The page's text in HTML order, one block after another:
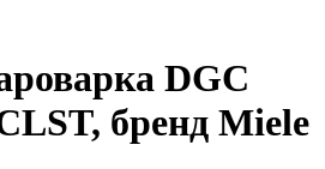
DGC
бренд Miele